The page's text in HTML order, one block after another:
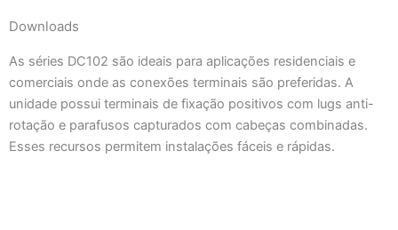
Downloads
As séries DC102 são ideais para aplicações residenciais e
comerciais onde as conexões terminais são preferidas. A
unidade possui terminais de fixação positivos com lugs anti-
rotação e parafusos capturados com cabeças combinadas.
Esses recursos permitem instalações fáceis e rápidas.